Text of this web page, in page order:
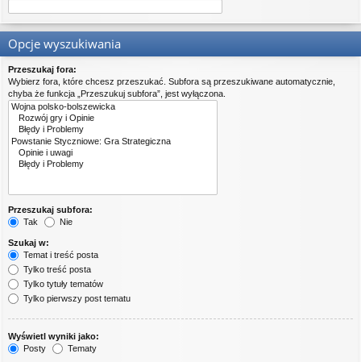
Opcje wyszukiwania
Przeszukaj fora:
Wybierz fora, które chcesz przeszukać. Subfora są przeszukiwane automatycznie,
chyba że funkcja „Przeszukuj subfora”, jest wyłączona.
Przeszukaj subfora:
Tak
Nie
Szukaj w:
Temat i treść posta
Tylko treść posta
Tylko tytuły tematów
Tylko pierwszy post tematu
Wyświetl wyniki jako:
Posty
Tematy